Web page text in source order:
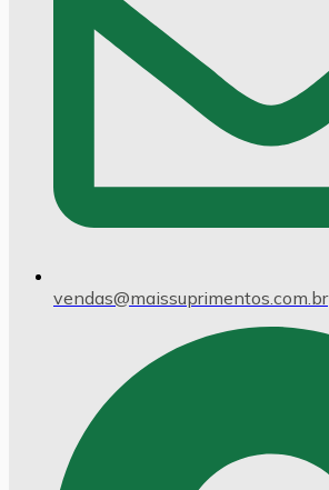
vendas@maissuprimentos.com.br